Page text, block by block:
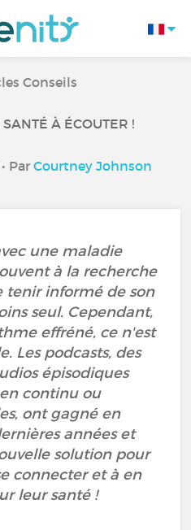
Conseils
À ÉCOUTER !
Par Courtney Johnson
une maladie
à la recherche
tenir informé de son
seul. Cependant,
effréné, ce n'est
Les podcasts, des
épisodiques
continu ou
ont gagné en
années et
solution pour
connecter et à en
leur santé !